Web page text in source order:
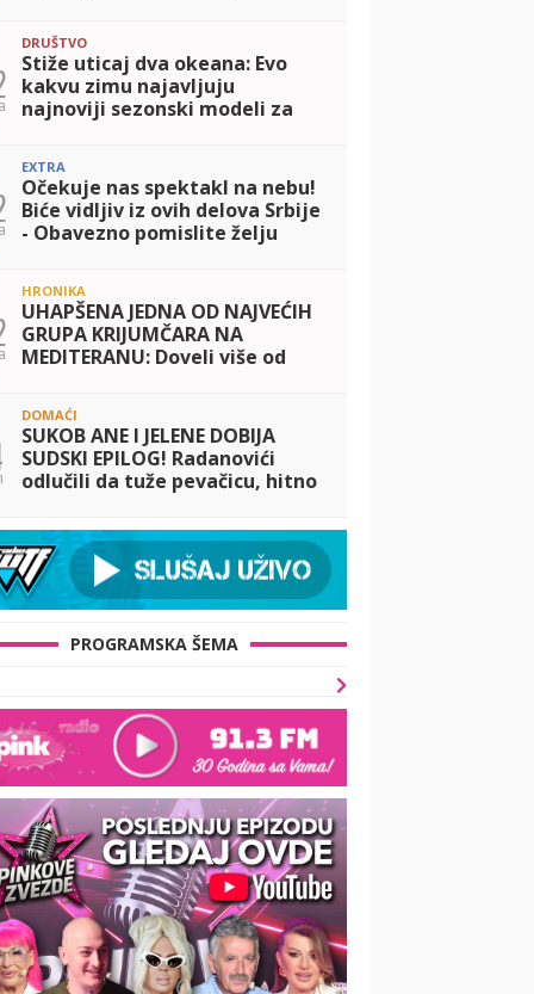
saradnje dve zemlje
DRUŠTVO
Stiže uticaj dva okeana: Evo
kakvu zimu najavljuju
najnoviji sezonski modeli za
EXTRA
Očekuje nas spektakl na nebu!
Biće vidljiv iz ovih delova Srbije
- Obavezno pomislite želju
HRONIKA
UHAPŠENA JEDNA OD NAJVEĆIH
GRUPA KRIJUMČARA NA
MEDITERANU: Doveli više od
zaradili 24 miliona evra
DOMAĆI
SUKOB ANE I JELENE DOBIJA
SUDSKI EPILOG! Radanovići
odlučili da tuže pevačicu, hitno
Spomenut i Raletov odnos sa
Slobom!
PROGRAMSKA ŠEMA